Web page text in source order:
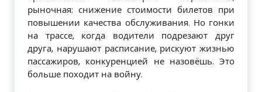
рыночная: снижение стоимости билетов при
повышении качества обслуживания. Но гонки
на трассе, когда водители под­резают друг
друга, нарушают расписание, рискуют жизнью
пассажиров, конкурен­цией не назовёшь. Это
больше походит на войну.